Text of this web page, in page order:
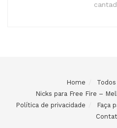
Home
Nicks para Free Fire –
Política de privacidade
Faça